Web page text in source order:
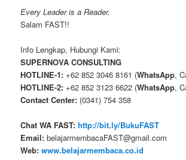
Every Leader is a Reader.
Salam FAST!!
Info Lengkap, Hubungi Kami:
SUPERNOVA CONSULTING
HOTLINE-1: +62 852 3046 8161 (WhatsApp,
HOTLINE-2: +62 852 3123 6622 (WhatsApp,
Contact Center: (0341) 754 358
Chat WA FAST: http://bit.ly/BukuFAST
Email: belajarmembacaFAST@gmail.com
Web: www.belajarmembaca.co.id